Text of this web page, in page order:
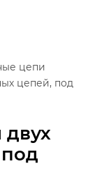
двух
цепи
цепей, под